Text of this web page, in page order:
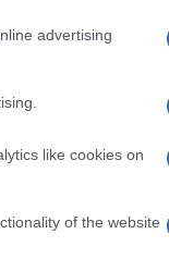
advertising
like cookies on
of the website